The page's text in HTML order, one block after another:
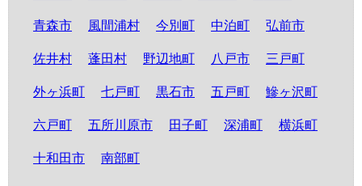
青森市 風間浦村 今別町 中泊町 弘前市
佐井村 蓬田村 野辺地町 八戸市 三戸町
外ヶ浜町 七戸町 黒石市 五戸町 鰺ヶ沢町
六戸町 五所川原市 田子町 深浦町 横浜町
十和田市 南部町